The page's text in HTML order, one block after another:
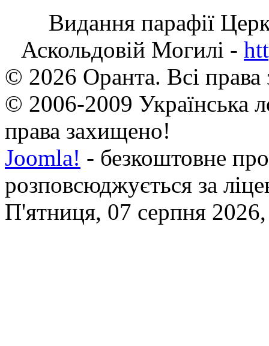
Видання парафії
Аскольдовій Могилі -
© 2026 Оранта. Всі
© 2006-2009 Українська
права захищено!
Joomla! - безкоштовне
розповсюджується за
П'ятниця, 07 серпня